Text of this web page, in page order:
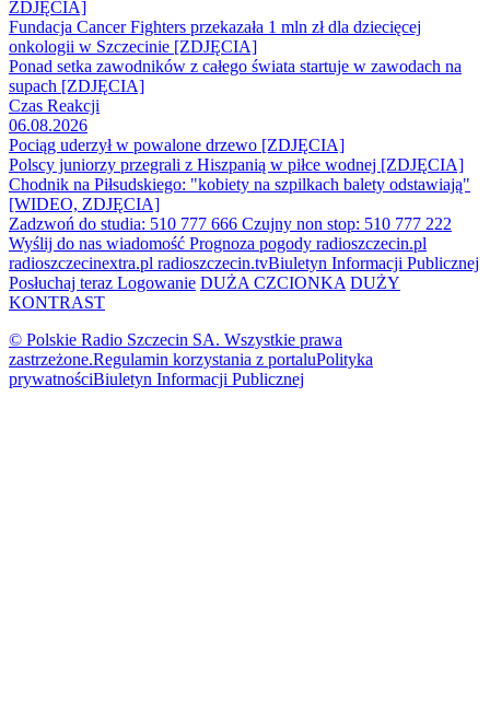
ZDJĘCIA]
Fundacja Cancer Fighters przekazała 1 mln zł dla dziecięcej
onkologii w Szczecinie [ZDJĘCIA]
Ponad setka zawodników z całego świata startuje w zawodach na
supach [ZDJĘCIA]
Czas Reakcji
06.08.2026
Pociąg uderzył w powalone drzewo [ZDJĘCIA]
Polscy juniorzy przegrali z Hiszpanią w piłce wodnej [ZDJĘCIA]
Chodnik na Piłsudskiego: "kobiety na szpilkach balety odstawiają"
[WIDEO, ZDJĘCIA]
Zadzwoń do studia: 510 777 666 Czujny non stop: 510 777 222
Wyślij do nas wiadomość Prognoza pogody radioszczecin.pl
radioszczecinextra.pl radioszczecin.tvBiuletyn Informacji Publicznej
Posłuchaj teraz Logowanie DUŻA CZCIONKA DUŻY
KONTRAST
© Polskie Radio Szczecin SA. Wszystkie prawa
zastrzeżone.Regulamin korzystania z portaluPolityka
prywatnościBiuletyn Informacji Publicznej